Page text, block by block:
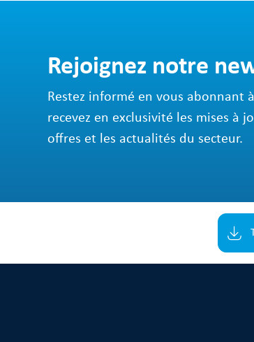
Rejoignez notre
Restez informé en vous abonnant
recevez en exclusivité les mises à
offres et les actualités du secteur.